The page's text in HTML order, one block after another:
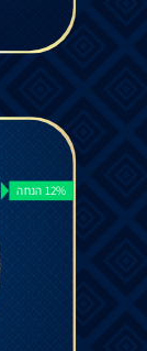
12% הנחה